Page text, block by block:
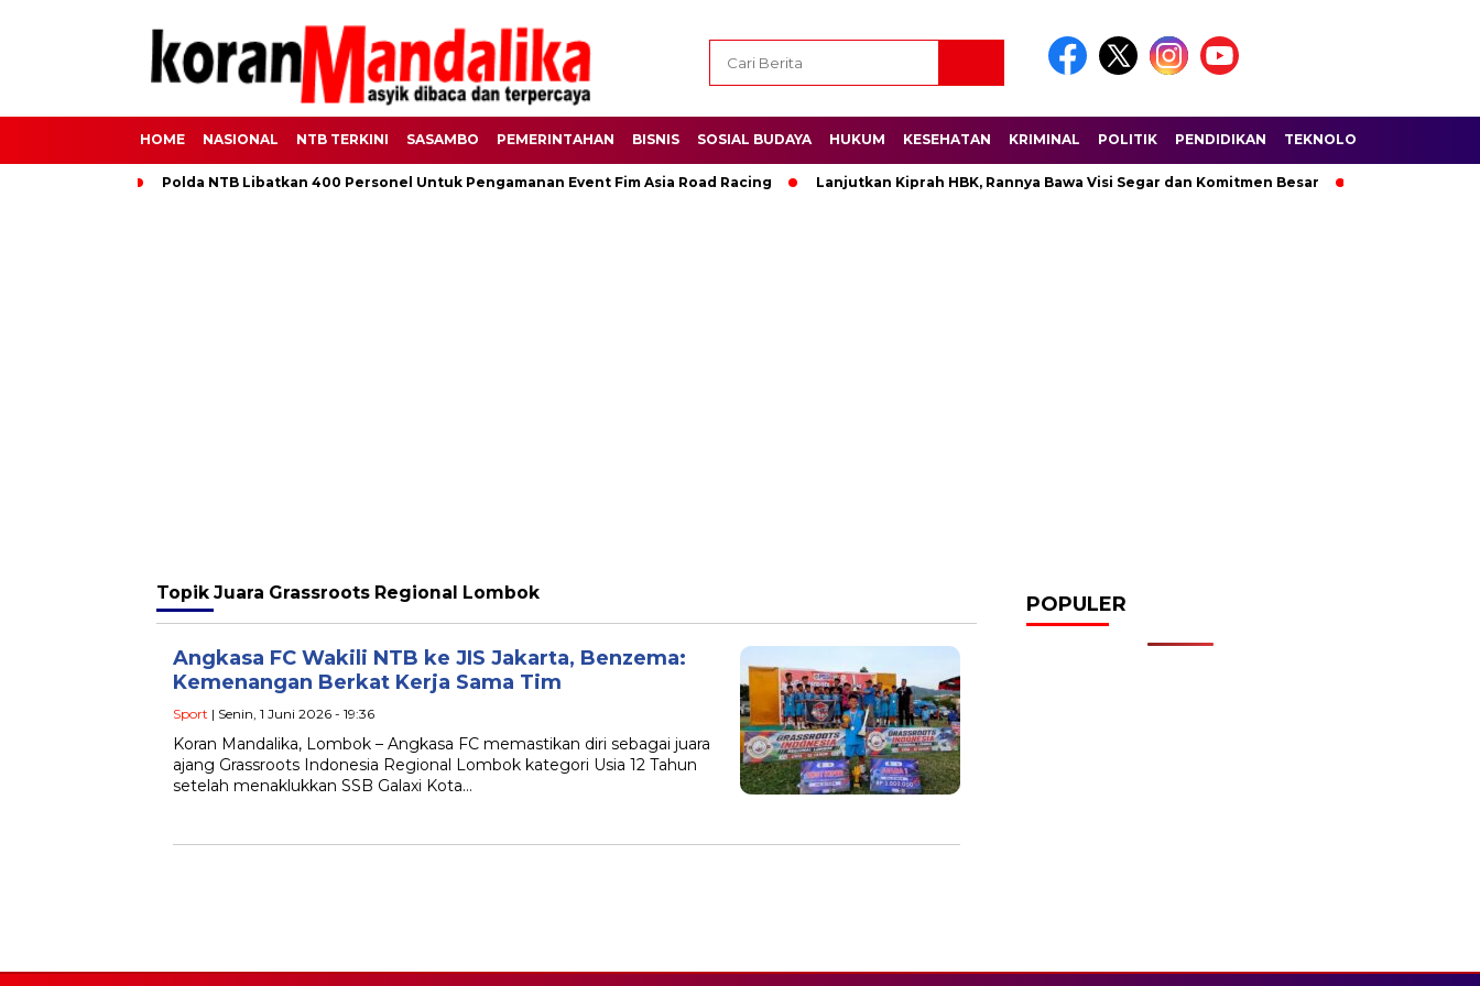
HOME NASIONAL NTB TERKINI SASAMBO PEMERINTAHAN BISNIS SOSIAL BUDAYA HUKUM KESEHATAN KRIMINAL POLITIK PENDIDIKAN TEKNOLOGI
Polda NTB Libatkan 400 Personel Untuk Pengamanan Event Fim Asia Road Racing Lanjutkan Kiprah HBK, Rannya Bawa Visi Segar dan Komitmen Besar
Topik Juara Grassroots Regional Lombok
Angkasa FC Wakili NTB ke JIS Jakarta, Benzema:
Kemenangan Berkat Kerja Sama Tim
Sport | Senin, 1 Juni 2026 - 19:36
Koran Mandalika, Lombok – Angkasa FC memastikan diri sebagai juara
ajang Grassroots Indonesia Regional Lombok kategori Usia 12 Tahun
setelah menaklukkan SSB Galaxi Kota…
POPULER